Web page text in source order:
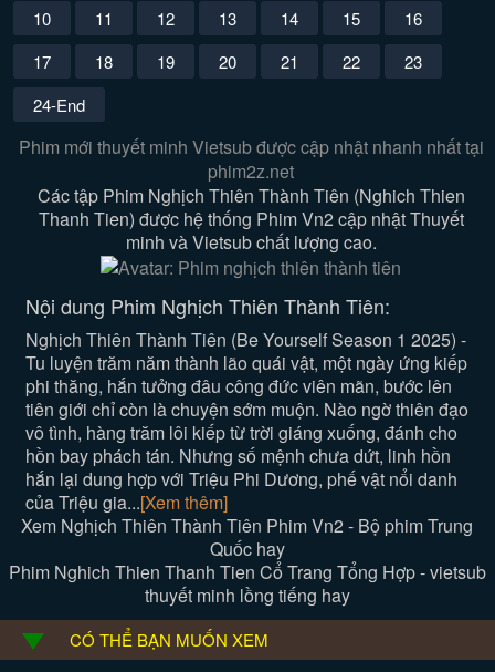
10
11 12 13 14 15
16
17
18 19 20 21 22
23
24-End
Phim mới thuyết minh Vietsub được cập nhật nhanh nhất tại
phim2z.net
Các tập Phim Nghịch Thiên Thành Tiên (Nghich Thien
Thanh Tien) được hệ thống Phim Vn2 cập nhật Thuyết
minh và Vietsub chất lượng cao.
Nội dung Phim Nghịch Thiên Thành Tiên:
Nghịch Thiên Thành Tiên (Be Yourself Season 1 2025) -
Tu luyện trăm năm thành lão quái vật, một ngày ứng kiếp
phi thăng, hắn tưởng đâu công đức viên mãn, bước lên
tiên giới chỉ còn là chuyện sớm muộn. Nào ngờ thiên đạo
vô tình, hàng trăm lôi kiếp từ trời giáng xuống, đánh cho
hồn bay phách tán. Nhưng số mệnh chưa dứt, linh hồn
hắn lại dung hợp với Triệu Phi Dương, phế vật nổi danh
của Triệu gia...[Xem thêm]
Xem Nghịch Thiên Thành Tiên Phim Vn2 - Bộ phim Trung
Quốc hay
Phim Nghich Thien Thanh Tien Cổ Trang Tổng Hợp - vietsub
thuyết minh lồng tiếng hay
CÓ THỂ BẠN MUỐN XEM